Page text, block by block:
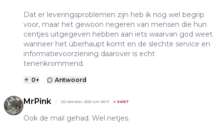
Dat er leveringsproblemen zijn heb ik nog wel begrip
voor, maar het gewoon negeren van mensen die hun
centjes uitgegeven hebben aan iets waarvan god weet
wanneer het überhaupt komt en de slechte service en
informatievoorziening daarover is echt
tenenkrommend.
0+ Antwoord
MrPink 02 oktober 2021 om 00:11 + 94157
Ook de mail gehad. Wel netjes.